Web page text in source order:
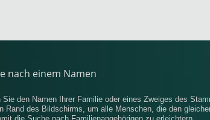
nach einem Namen
Sie den Namen Ihrer Familie oder eines Zweiges des
Rand des Bildschirms, um alle Menschen, die den